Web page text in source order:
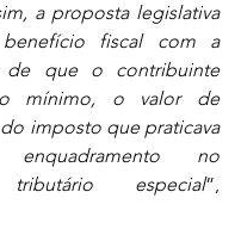
a proposta legislativa
fiscal com a
de que o contribuinte
mínimo, o valor de
imposto que praticava
no
tributário especial”,